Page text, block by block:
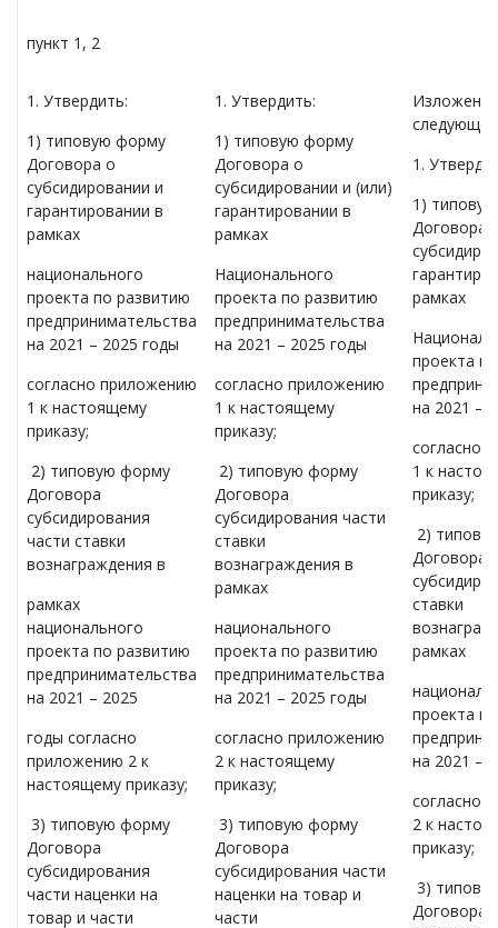
пункт 1, 2
1. Утвердить:
1) типовую форму
Договора о
субсидировании и
гарантировании в
рамках
национального
проекта по развитию
предпринимательства
на 2021 – 2025 годы
согласно приложению
1 к настоящему
приказу;
2) типовую форму
Договора
субсидирования
части ставки
вознаграждения в
рамках
национального
проекта по развитию
предпринимательства
на 2021 – 2025
годы согласно
приложению 2 к
настоящему приказу;
3) типовую форму
Договора
субсидирования
части наценки на
товар и части
1. Утвердить:
1) типовую форму
Договора о
субсидировании и (или)
гарантировании в
рамках
Национального
проекта по развитию
предпринимательства
на 2021 – 2025 годы
согласно приложению
1 к настоящему
приказу;
2) типовую форму
Договора
субсидирования части
ставки
вознаграждения в
рамках
национального
проекта по развитию
предпринимательства
на 2021 – 2025 годы
согласно приложению
2 к настоящему
приказу;
3) типовую форму
Договора
субсидирования части
наценки на товар и
части
Изложены
1.
1)
Договора
рамках
проекта
на 2021 –
согласно
1 к
приказу;
2)
Договора
ставки
рамках
проекта
на 2021 –
согласно
2 к
приказу;
3)
Договора